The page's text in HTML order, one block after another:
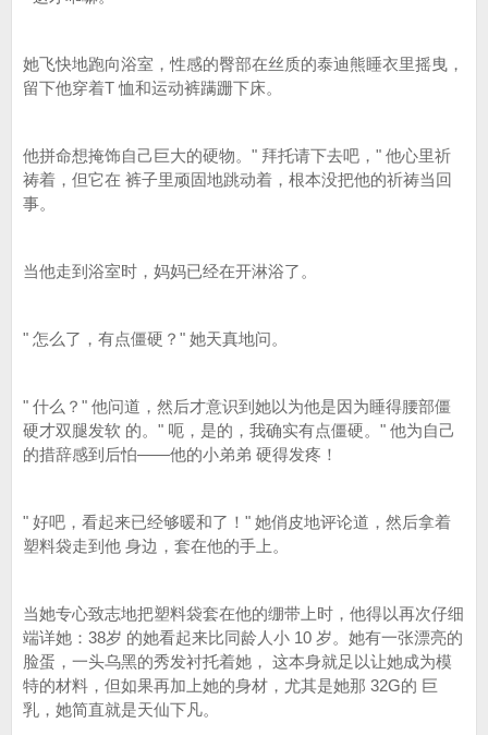
她飞快地跑向浴室，性感的臀部在丝质的泰迪熊睡衣里摇曳，
留下他穿着T 恤和运动裤蹒跚下床。
他拼命想掩饰自己巨大的硬物。" 拜托请下去吧，" 他心里祈
祷着，但它在 裤子里顽固地跳动着，根本没把他的祈祷当回
事。
当他走到浴室时，妈妈已经在开淋浴了。
" 怎么了，有点僵硬？" 她天真地问。
" 什么？" 他问道，然后才意识到她以为他是因为睡得腰部僵
硬才双腿发软 的。" 呃，是的，我确实有点僵硬。" 他为自己
的措辞感到后怕——他的小弟弟 硬得发疼！
" 好吧，看起来已经够暖和了！" 她俏皮地评论道，然后拿着
塑料袋走到他 身边，套在他的手上。
当她专心致志地把塑料袋套在他的绷带上时，他得以再次仔细
端详她：38岁 的她看起来比同龄人小 10 岁。她有一张漂亮的
脸蛋，一头乌黑的秀发衬托着她， 这本身就足以让她成为模
特的材料，但如果再加上她的身材，尤其是她那 32G的 巨
乳，她简直就是天仙下凡。